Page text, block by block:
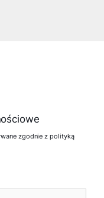
zgodnie z polityką